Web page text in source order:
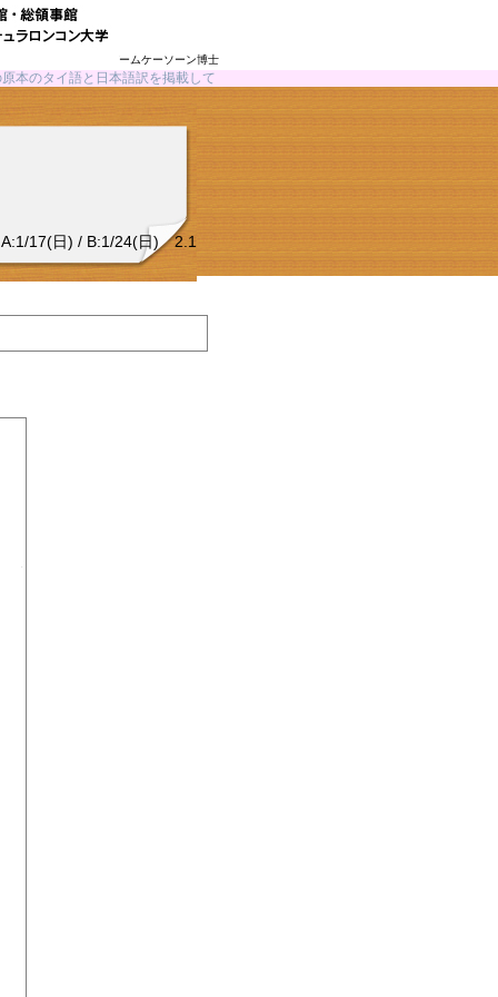
ヌアンティップ・パームケーソーン博士
本のタイ語と日本語訳を掲載して
17(日) / B:1/24(日) 2.1